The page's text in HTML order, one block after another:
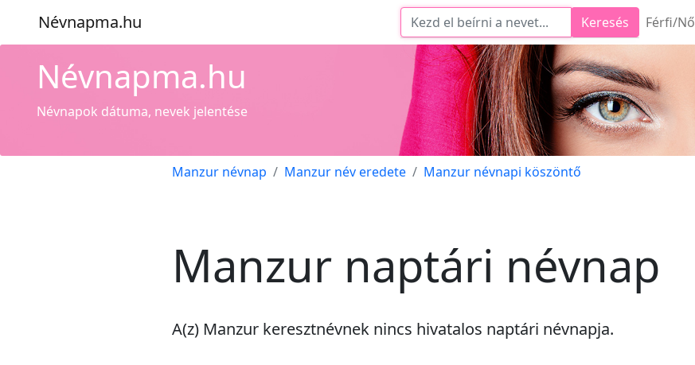
Névnapma.hu Keresés Férfi/Nő
Névnapma.hu
Névnapok dátuma, nevek jelentése
Manzur névnap Manzur név eredete Manzur névnapi köszöntő
Manzur naptári névnap
A(z) Manzur keresztnévnek nincs hivatalos naptári névnapja.